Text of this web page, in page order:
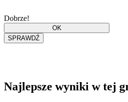
Dobrze!
Najlepsze wyniki w tej